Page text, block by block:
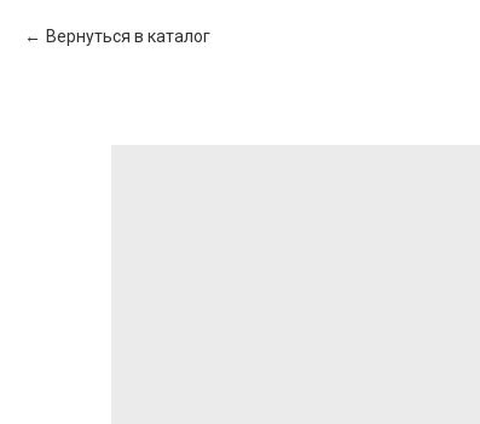
Вернуться в каталог